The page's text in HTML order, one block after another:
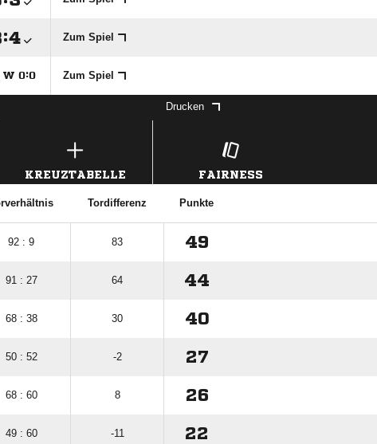
: Zum Spiel
W: Zum Spiel
Drucken
KREUZTABELLE FAIRNESS
Tordifferenz Punkte
92 : 9 83 49
91 : 27 64 44
68 : 38 30 40
50 : 52 -2 27
68 : 60 8 26
49 : 60 -11 22